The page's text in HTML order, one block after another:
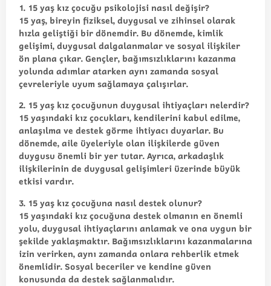
1. 15 yaş kız çocuğu psikolojisi nasıl değişir?
15 yaş, bireyin fiziksel, duygusal ve zihinsel olarak
hızla geliştiği bir dönemdir. Bu dönemde, kimlik
gelişimi, duygusal dalgalanmalar ve sosyal ilişkiler
ön plana çıkar. Gençler, bağımsızlıklarını kazanma
yolunda adımlar atarken aynı zamanda sosyal
çevreleriyle uyum sağlamaya çalışırlar.
2. 15 yaş kız çocuğunun duygusal ihtiyaçları nelerdir?
15 yaşındaki kız çocukları, kendilerini kabul edilme,
anlaşılma ve destek görme ihtiyacı duyarlar. Bu
dönemde, aile üyeleriyle olan ilişkilerde güven
duygusu önemli bir yer tutar. Ayrıca, arkadaşlık
ilişkilerinin de duygusal gelişimleri üzerinde büyük
etkisi vardır.
3. 15 yaş kız çocuğuna nasıl destek olunur?
15 yaşındaki kız çocuğuna destek olmanın en önemli
yolu, duygusal ihtiyaçlarını anlamak ve ona uygun bir
şekilde yaklaşmaktır. Bağımsızlıklarını kazanmalarına
izin verirken, aynı zamanda onlara rehberlik etmek
önemlidir. Sosyal beceriler ve kendine güven
konusunda da destek sağlanmalıdır.